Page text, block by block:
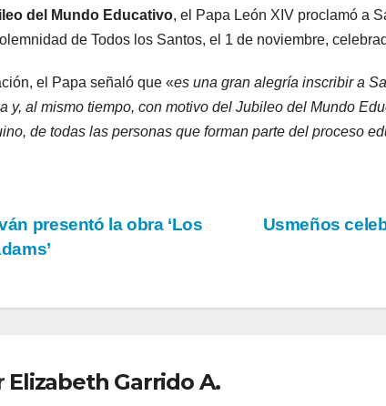
del Mundo Educativo, el Papa León XIV proclamó a
de Todos los Santos, el 1 de noviembre,
el Papa señaló que «es una gran alegría inscribir a
y, al mismo tiempo, con motivo del Jubileo del Mundo
de todas las personas que forman parte del proceso
Usmeños
presentó la obra ‘Los
Elizabeth Garrido A.